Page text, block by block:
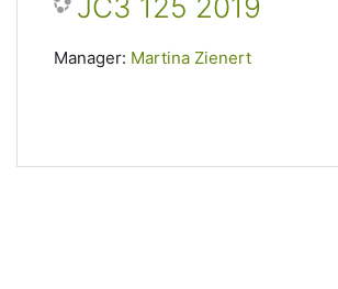
JC3 125 2019
Manager: Martina Zienert